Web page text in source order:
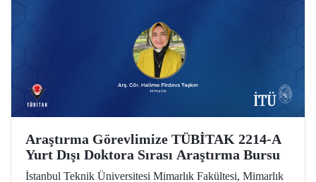
Araştırma Görevlimize TÜBİTAK 2214-A
Yurt Dışı Doktora Sırası Araştırma Bursu
İstanbul Teknik Üniversitesi Mimarlık Fakültesi, Mimarlık